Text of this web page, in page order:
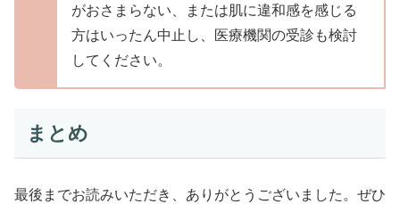
がおさまらない、または肌に違和感を感じる
方はいったん中止し、医療機関の受診も検討
してください。
まとめ
最後までお読みいただき、ありがとうございました。ぜひ